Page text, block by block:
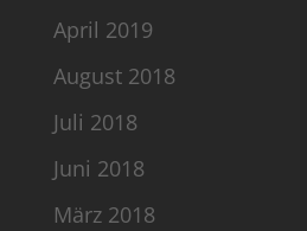
April 2019
August 2018
Juli 2018
Juni 2018
März 2018